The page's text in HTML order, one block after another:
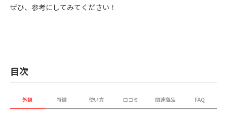
ぜひ、参考にしてみてください！
目次
外観 特徴 使い方 口コミ 関連商品 FAQ